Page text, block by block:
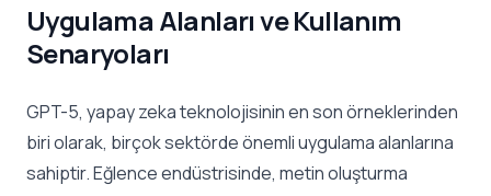
Uygulama Alanları ve Kullanım
Senaryoları
GPT-5, yapay zeka teknolojisinin en son örneklerinden
biri olarak, birçok sektörde önemli uygulama alanlarına
sahiptir. Eğlence endüstrisinde, metin oluşturma